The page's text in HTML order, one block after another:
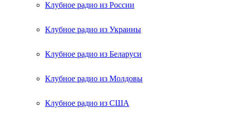
Клубное радио из России
Клубное радио из Украины
Клубное радио из Беларуси
Клубное радио из Молдовы
Клубное радио из США